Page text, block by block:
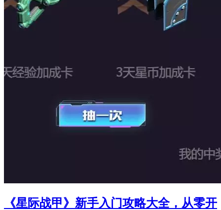
《星际战甲》新手入门攻略大全，从零开